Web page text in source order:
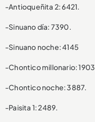
-Antioqueñita 2: 6421.
-Sinuano día: 7390.
-Sinuano noche: 4145
-Chontico millonario: 1903.
-Chontico noche: 3887.
-Paisita 1: 2489.